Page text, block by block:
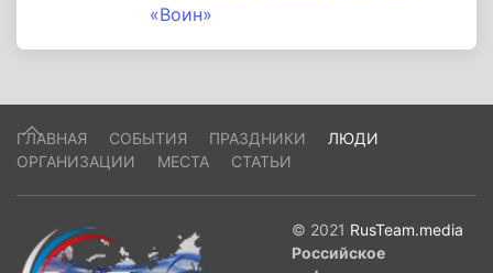
«Воин»
ГЛАВНАЯ СОБЫТИЯ ПРАЗДНИКИ
ЛЮДИ
ОРГАНИЗАЦИИ
МЕСТА СТАТЬИ
© 2021 RusTeam.media
Российское